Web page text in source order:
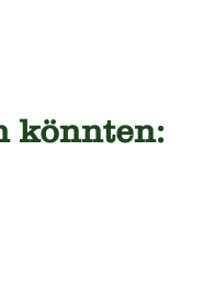
könnten: